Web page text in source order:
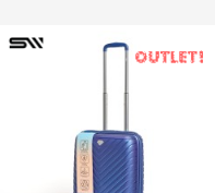
TEXTTRANSPARENTE OUT